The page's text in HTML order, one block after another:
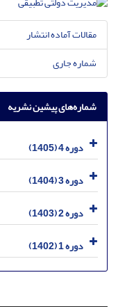
مقالات آماده انتشار
شماره جاری
شماره‌های پیشین نشریه
دوره 4 (1405)
دوره 3 (1404)
دوره 2 (1403)
دوره 1 (1402)